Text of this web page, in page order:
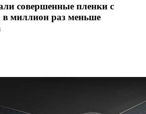
совершенные пленки с
в миллион раз меньше